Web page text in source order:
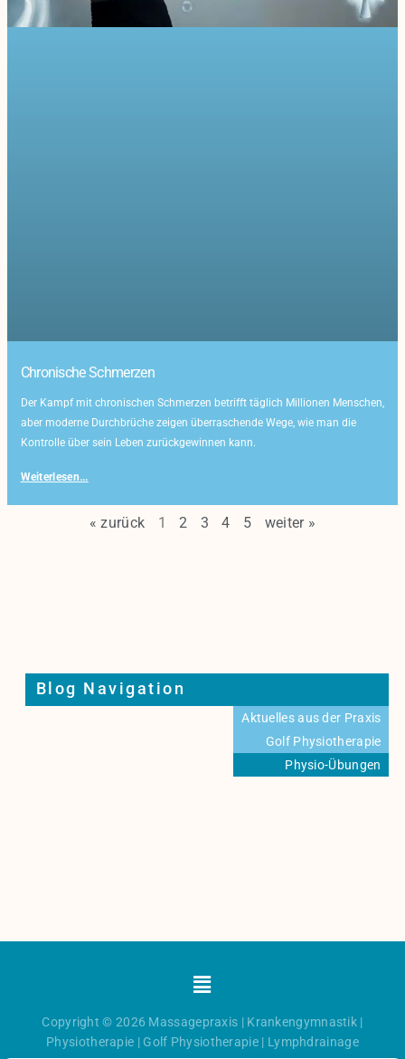
Chronische Schmerzen
Der Kampf mit chronischen Schmerzen betrifft täglich Millionen Menschen,
aber moderne Durchbrüche zeigen überraschende Wege, wie man die
Kontrolle über sein Leben zurückgewinnen kann.
Weiterlesen...
« zurück 1 2 3 4 5 weiter »
Blog Navigation
Aktuelles aus der Praxis
Golf Physiotherapie
Physio-Übungen
Menü
Copyright © 2026 Massagepraxis | Krankengymnastik |
Physiotherapie | Golf Physiotherapie | Lymphdrainage